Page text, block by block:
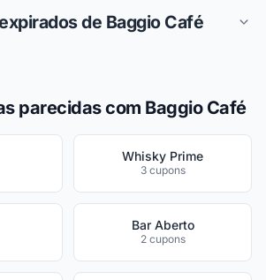
de Baggio Café
parecidas com Baggio Café
Whisky Prime
3 cupons
Bar Aberto
2 cupons